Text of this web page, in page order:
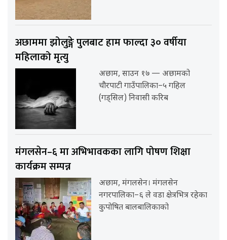
अछाममा झोलुङ्गे पुलबाट हाम फाल्दा ३० वर्षीया
महिलाको मृत्यु
अछाम, साउन १७ — अछामको
चौरपाटी गाउँपालिका–५ गहिल
(गड्सिल) निवासी करिब
मंगलसेन–६ मा अभिभावकका लागि पोषण शिक्षा
कार्यक्रम सम्पन्न
अछाम, मंगलसेन। मंगलसेन
नगरपालिका–६ ले वडा क्षेत्रभित्र रहेका
कुपोषित बालबालिकाको